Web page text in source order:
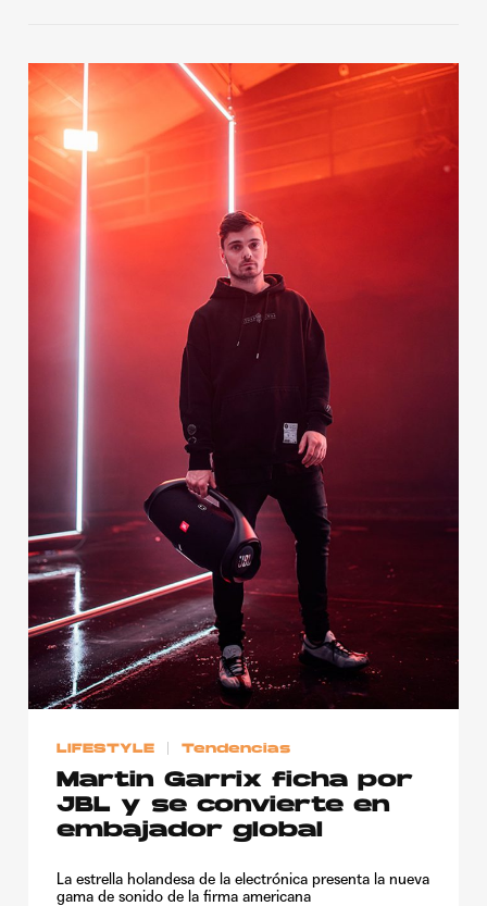
Contacto
Aviso Legal
© 2015-2022 UMOMAG. PROPIEDAD DE UMO agency. TODOS LOS
DERECHOS RESERVADOS.
LIFESTYLE Tendencias
Martin Garrix ficha por
JBL y se convierte en
embajador global
La estrella holandesa de la electrónica presenta la nueva
gama de sonido de la firma americana